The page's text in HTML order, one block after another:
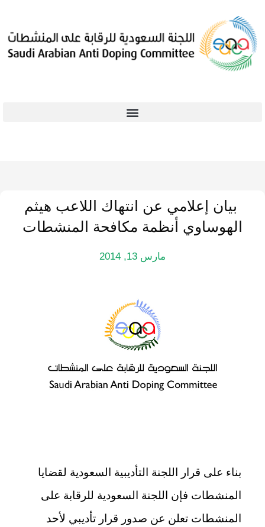
بيان إعلامي عن انتهاك اللاعب هيثم
الهوساوي أنظمة مكافحة المنشطات
مارس 13, 2014
بناء على قرار اللجنة التأديبية السعودية لقضايا
المنشطات فإن اللجنة السعودية للرقابة على
المنشطات تعلن عن صدور قرار تأديبي لأحد